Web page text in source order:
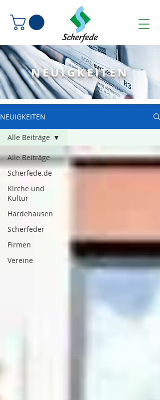
NEUIGKEITEN
NEUIGKEITEN
Alle Beiträge
Scherfede.de
Kirche und
Kultur
Hardehausen
Scherfeder
Firmen
Vereine
Alle Beiträge